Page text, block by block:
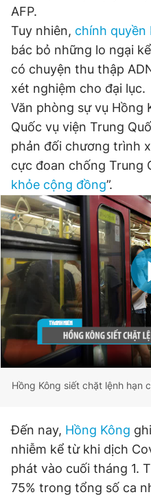
Giấy phép xuất bản số 110/GP
© 2003-2026 Bản quyền
chép dưới mọi hình thức nếu
bản. Phát triển bởi ePi
AFP.
Tuy nhiên, chính quyền
bác bỏ những lo ngại
có chuyện thu thập
xét nghiệm cho đại lục.
Văn phòng sự vụ Hồng
Quốc vụ viện Trung
phản đối chương trình
cực đoan chống Trung
khỏe cộng đồng”.
Hồng Kông siết chặt lệnh hạn
Đến nay, Hồng Kông
nhiễm kể từ khi dịch
phát vào cuối tháng 1.
75% trong tổng số ca